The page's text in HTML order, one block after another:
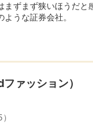
ービス
費
まずまず狭いほうだと
うな証券会社。
ァッション）